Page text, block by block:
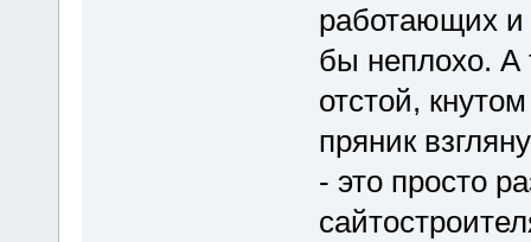
работающих
бы неплохо. А
отстой,
пряник
- это просто